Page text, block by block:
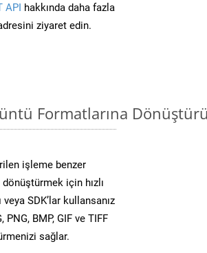
API hakkında daha fazla
ziyaret edin.
Formatlarına
işleme benzer
için hızlı
SDK’lar kullansanız
BMP, GIF ve TIFF
sağlar.